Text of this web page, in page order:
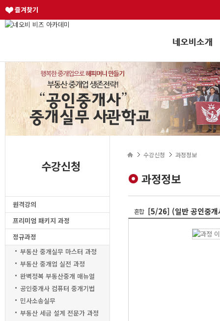
즐겨찾기
수강신청
원격강의
프리미엄 패키지 과정
정규과정
부동산 중개실무 마스터 과정
부동산 중개업 실전 과정
완벽정복 부동산중개 매뉴얼
공인중개사 컴퓨터 중개기법
민사소송실무
부동산 세금 설계 전문가 과정
수강신청 과정정보
과정정보
혼합 [5/26] (일반 공인중개